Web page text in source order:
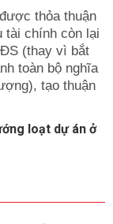
thỏa thuận
tài chính còn lại
(thay vì bắt
toàn bộ nghĩa
tạo thuận
loạt dự án ở